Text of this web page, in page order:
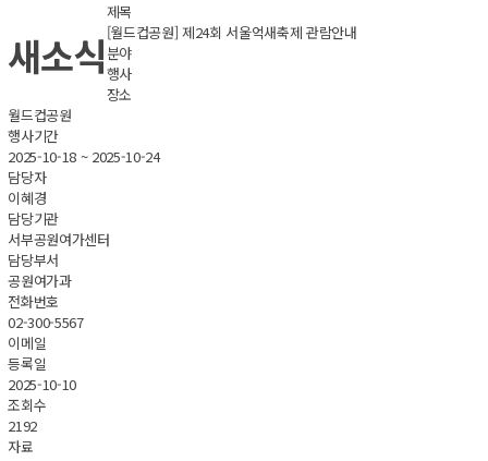
새소식
제목
[월드컵공원] 제24회 서울억새축제 관람안내
분야
행사
장소
월드컵공원
행사기간
2025-10-18 ~ 2025-10-24
담당자
이혜경
담당기관
서부공원여가센터
담당부서
공원여가과
전화번호
02-300-5567
이메일
등록일
2025-10-10
조회수
2192
자료